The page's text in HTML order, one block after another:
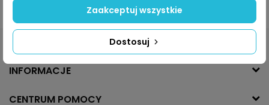
INFORMACJE
CENTRUM POMOCY
Dostosuj
Zaakceptuj wszystkie